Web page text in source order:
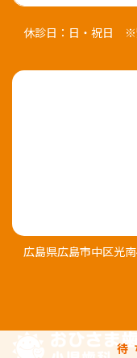
休診日：日・祝日 ※
広島県広島市中区光
待